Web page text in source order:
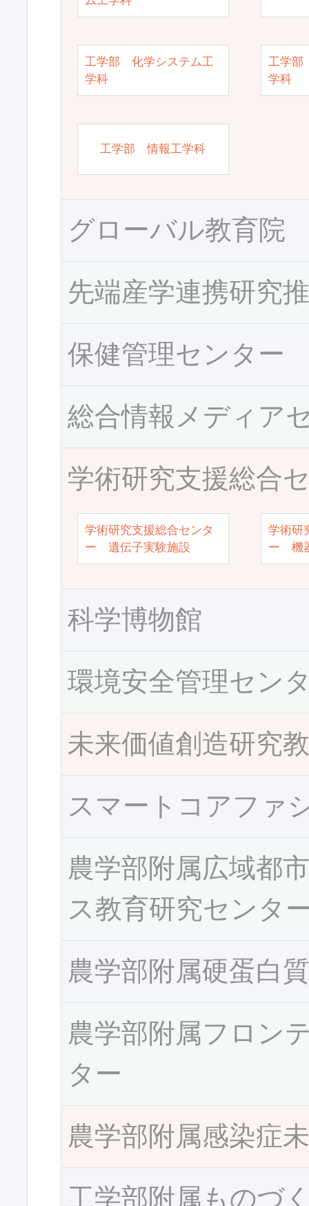
工学部 化学システム工
学科
工学部
学科
工学部 情報工学科
グローバル教育院
先端産学連携研究
保健管理センター
総合情報メディア
学術研究支援総合
学術研究支援総合センタ
ー 遺伝子実験施設
学術研
ー 機
科学博物館
環境安全管理セン
未来価値創造研究
スマートコアファ
農学部附属広域都
ス教育研究センタ
農学部附属硬蛋白
農学部附属フロン
ター
農学部附属感染症
工学部附属ものづ